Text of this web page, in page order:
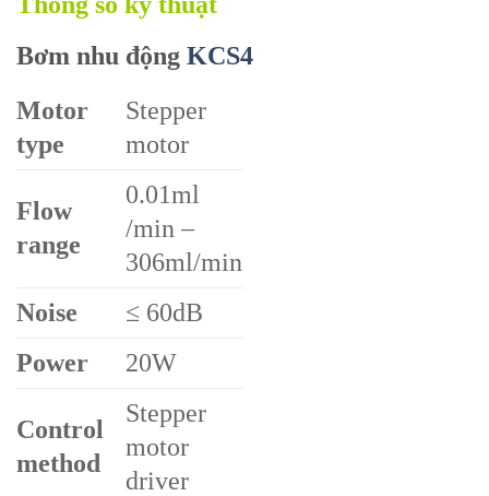
Bơm nhu động KCS4
Motor
type
Stepper
motor
Flow
range
0.01ml
/min –
306ml/min
Noise
≤ 60dB
Power
20W
Control
method
Stepper
motor
driver